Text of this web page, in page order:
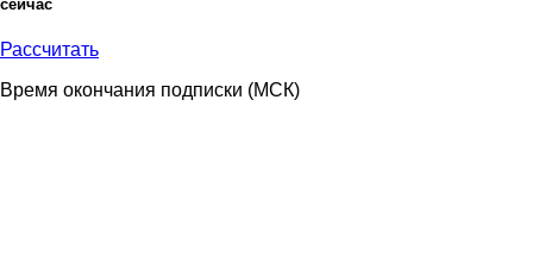
сейчас
Рассчитать
Время окончания подписки (МСК)